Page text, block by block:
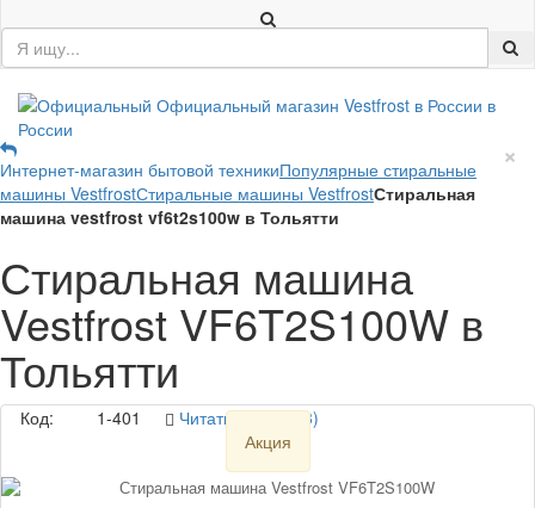
×
Интернет-магазин бытовой техникиПопулярные стиральные
машины VestfrostСтиральные машины VestfrostСтиральная
машина vestfrost vf6t2s100w в Тольятти
Стиральная машина
Vestfrost VF6T2S100W в
Тольятти
Код: 1-401
Читать отзывы (3)
Акция